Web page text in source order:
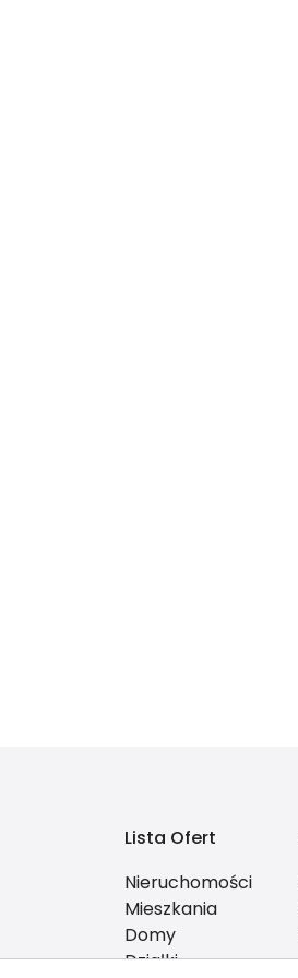
Lista Ofert
Nieruchomości
Mieszkania
Domy
Działki